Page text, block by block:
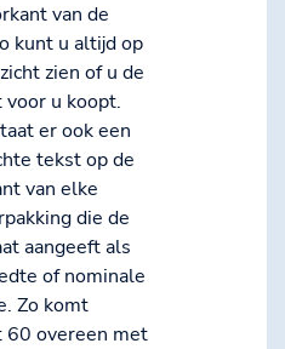
van de
kunt u altijd op
zien of u de
voor u koopt.
er ook een
tekst op de
van elke
die de
aangeeft als
of nominale
Zo komt
60 overeen met